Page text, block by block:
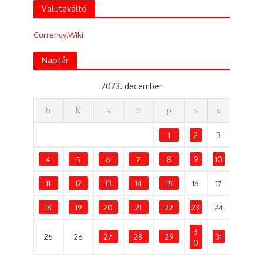
Valutaváltó
Currency.Wiki
Naptár
2023. december
h K s c p s v
1 2 3
4 5 6 7 8 9 10
11 12 13 14 15 16 17
18 19 20 21 22 23 24
25 26 27 28 29
3
0
31